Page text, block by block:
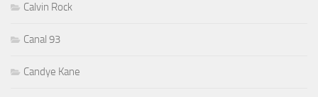
Calvin Rock
Canal 93
Candye Kane